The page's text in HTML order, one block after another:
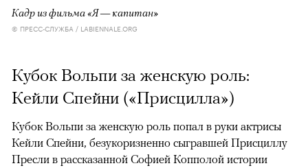
Кадр из фильма «Я — капитан»
© ПРЕСС-СЛУЖБА / LABIENNALE.ORG
Кубок Вольпи за женскую роль:
Кейли Спейни («Присцилла»)
Кубок Вольпи за женскую роль попал в руки актрисы
Кейли Спейни, безукоризненно сыгравшей Присциллу
Пресли в рассказанной Софией Копполой истории